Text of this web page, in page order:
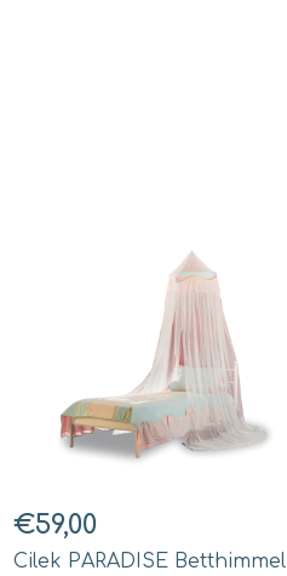
€59,00
Cilek PARADISE Betthimmel